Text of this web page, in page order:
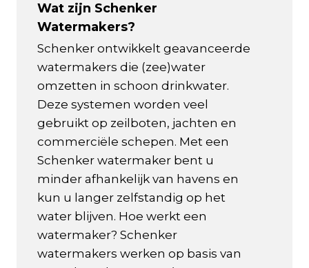
Wat zijn Schenker
Watermakers?
Schenker ontwikkelt geavanceerde
watermakers die (zee)water
omzetten in schoon drinkwater.
Deze systemen worden veel
gebruikt op zeilboten, jachten en
commerciële schepen. Met een
Schenker watermaker bent u
minder afhankelijk van havens en
kun u langer zelfstandig op het
water blijven. Hoe werkt een
watermaker? Schenker
watermakers werken op basis van